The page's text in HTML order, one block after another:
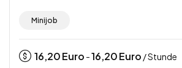
Minijob
16,20Euro -16,20Euro / Stunde